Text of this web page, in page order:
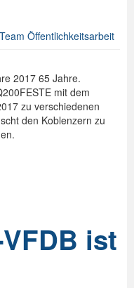
Team Öffentlichkeitsarbeit
2017 65 Jahre.
mit dem
zu verschiedenen
den Koblenzern zu
ist